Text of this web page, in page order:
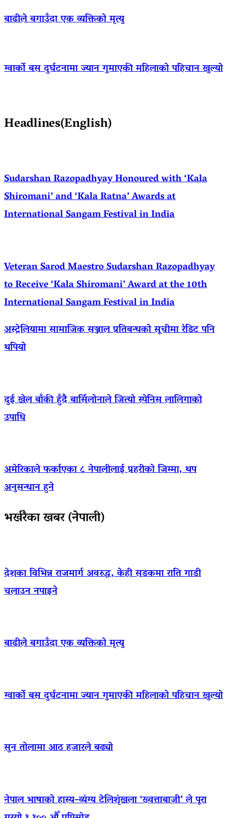
बाढीले बगाउँदा एक व्यक्तिको मृत्यु
ग्वार्को बस दुर्घटनामा ज्यान गुमाएकी महिलाको पहिचान खुल्यो
Headlines(English)
Sudarshan Razopadhyay Honoured with ‘Kala
Shiromani’ and ‘Kala Ratna’ Awards at
International Sangam Festival in India
Veteran Sarod Maestro Sudarshan Razopadhyay
to Receive ‘Kala Shiromani’ Award at the 10th
International Sangam Festival in India
अस्ट्रेलियामा सामाजिक सञ्जाल प्रतिबन्धको सूचीमा रेडिट पनि
थपियो
दुई खेल बाँकी हुँदै बार्सिलोनाले जित्यो स्पेनिस लालिगाको
उपाधि
अमेरिकाले फर्काएका ८ नेपालीलाई प्रहरीको जिम्मा, थप
अनुसन्धान हुने
भर्खरैका खबर (नेपाली)
देशका विभिन्न राजमार्ग अवरुद्ध, केही सडकमा राति गाडी
चलाउन नपाइने
बाढीले बगाउँदा एक व्यक्तिको मृत्यु
ग्वार्को बस दुर्घटनामा ज्यान गुमाएकी महिलाको पहिचान खुल्यो
सुन तोलामा आठ हजारले बढ्यो
नेपाल भाषाको हास्य–व्यंग्य टेलिशृंखला ‘ख्वत्ताबाजी’ ले पूरा